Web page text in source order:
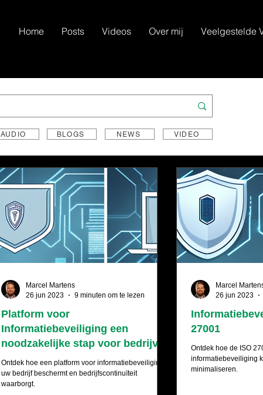
Home Posts Videos Over mij Veelgestelde
AUDIO BLOGS NEWS VIDEO
Platform voor
Informatiebeveiliging een
noodzakelijke stap voor bedrijven
Ontdek hoe een platform voor informatiebeveiliging
uw bedrijf beschermt en bedrijfscontinuïteit
waarborgt.
Marcel Martens
26 jun 2023
9 minuten om te lezen
27001
Ontdek hoe de ISO
informatiebeveiliging
minimaliseren.
Marcel
26 jun 2023